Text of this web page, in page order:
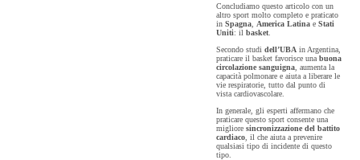
Concludiamo questo articolo con un
altro sport molto completo e praticato
in Spagna America Latina e Stati
Uniti: il basket
Secondo studi dell’UBA in Argentina,
praticare il basket favorisce una buona
circolazione sanguigna , aumenta la
capacità polmonare e aiuta a liberare le
vie respiratorie, tutto dal punto di
vista cardiovascolare.
In generale, gli esperti affermano che
praticare questo sport consente una
migliore sincronizzazione del battito
cardiaco , il che aiuta a prevenire
qualsiasi tipo di incidente di questo
tipo.